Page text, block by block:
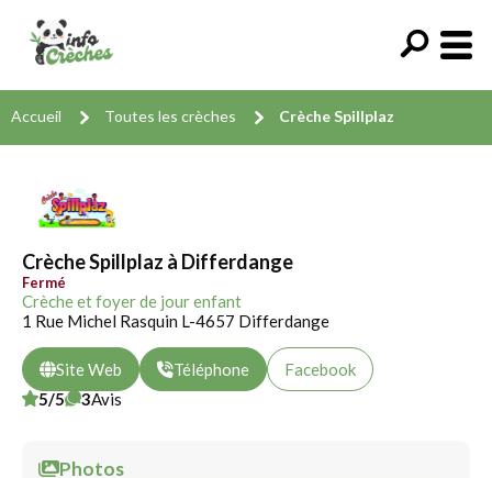
Accueil Toutes les crèches Crèche Spillplaz
Crèche Spillplaz à Differdange
Fermé
Crèche et foyer de jour enfant
1 Rue Michel Rasquin L-4657 Differdange
Site Web Téléphone
Facebook
5/5
3Avis
Photos